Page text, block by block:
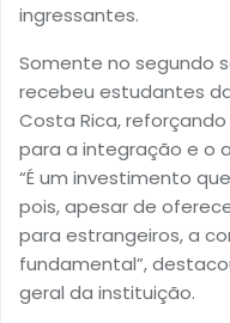
ingressantes.
Somente no segundo
recebeu estudantes
Costa Rica,
para a integração e o
“É um investimento
pois, apesar de
para estrangeiros, a
fundamental”,
geral da instituição.